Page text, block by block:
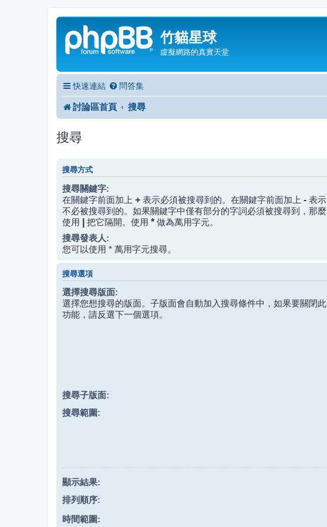
竹貓星球
虛擬網路的真實天堂
快速連結 問答集
討論區首頁 搜尋
搜尋
搜尋方式
搜尋關鍵字:
在關鍵字前面加上 + 表示必須被搜尋到的。在關鍵字前面加上 - 表示
不必被搜尋到的。如果關鍵字中僅有部分的字詞必須被搜尋到，那麼
使用
把它隔開。使用 * 做為萬用字元。
搜尋發表人:
您可以使用 * 萬用字元搜尋。
搜尋選項
選擇搜尋版面:
選擇您想搜尋的版面。子版面會自動加入搜尋條件中，如果要關閉此
功能，請反選下一個選項。
搜尋子版面:
搜尋範圍:
顯示結果:
排列順序:
時間範圍: